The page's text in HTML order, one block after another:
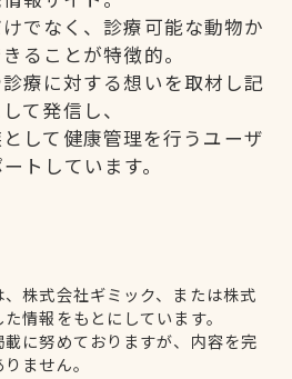
でなく、診療可能な動物か
ることが特徴的。
療に対する想いを取材し記
て発信し、
して健康管理を行うユーザ
トしています。
株式会社ギミック、または株式
情報をもとにしています。
に努めておりますが、内容を完
ません。